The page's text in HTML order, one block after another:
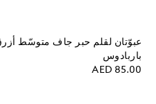
عبوّتان لقلم حبر جاف متوسّط
باربادوس
AED 85.00